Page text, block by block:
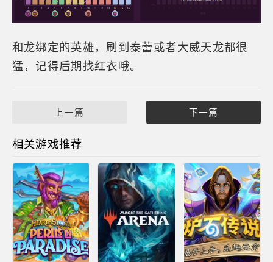
和龙绑定的英雄，刷到泰蕾或者大威天龙都很
猛，记得后期找红衣哦。
上一篇 下一篇
相关游戏推荐